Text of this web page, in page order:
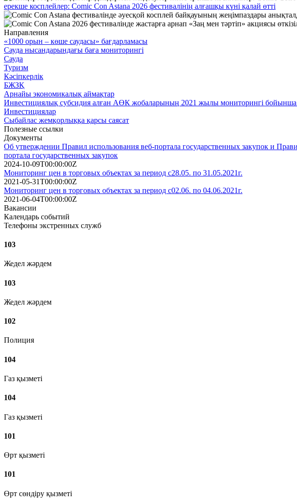
ерекше косплейлер: Comic Con Astana 2026 фестивалінің алғашқы күні қалай өтті
Направления
«1000 орын – көше саудасы» бағдарламасы
Сауда нысандарындағы баға мониторингі
Сауда
Туризм
Кәсіпкерлік
БЖЗҚ
Арнайы экономикалық аймақтар
Инвестициялық субсидия алған АӨК жобаларының 2021 жылы мониторингі бойынша
Инвестициялар
Сыбайлас жемқорлыққа қарсы саясат
Полезные ссылки
Документы
Об утверждении Правил использования веб-портала государственных закупок и
портала государственных закупок
2024-10-09T00:00:00Z
Мониторинг цен в торговых объектах за период с28.05. по 31.05.2021г.
2021-05-31T00:00:00Z
Мониторинг цен в торговых объектах за период с02.06. по 04.06.2021г.
2021-06-04T00:00:00Z
Вакансии
Календарь событий
Телефоны экстренных служб
103
Жедел жәрдем
103
Жедел жәрдем
102
Полиция
104
Газ қызметі
104
Газ қызметі
101
Өрт қызметі
101
Өрт сөндіру қызметі